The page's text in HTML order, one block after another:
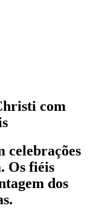
com
celebrações
Os fiéis
dos